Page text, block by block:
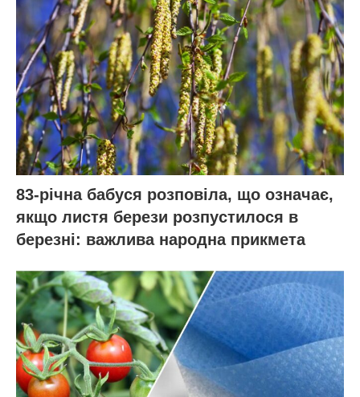
83-річна бабуся розповіла, що означає,
якщо листя берези розпустилося в
березні: важлива народна прикмета